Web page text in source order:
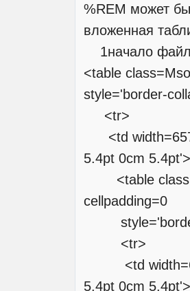
%REM может
вложенная
1начало
<table
style='border-
<tr>
<td width=657
5.4pt 0cm 5.4pt'>
<table
cellpadding=0
style='border-
<tr>
<td
5.4pt 0cm 5.4pt'>